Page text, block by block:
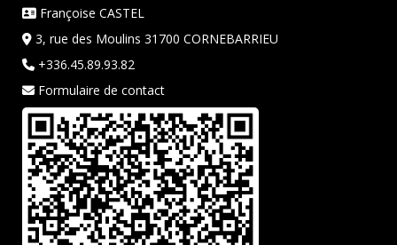
Françoise CASTEL
3, rue des Moulins 31700 CORNEBARRIEU
+336.45.89.93.82
Formulaire de contact